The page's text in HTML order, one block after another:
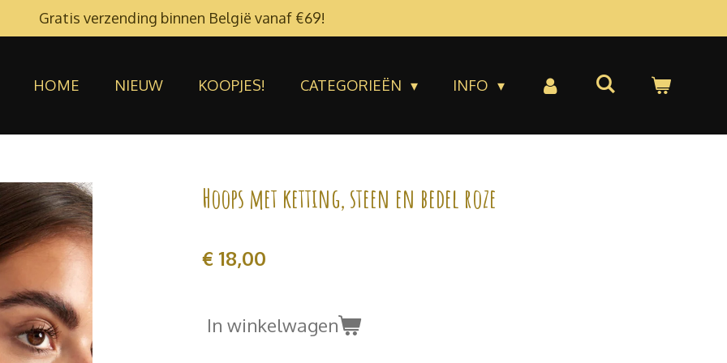
Gratis verzending binnen België vanaf €69!
HOME NIEUW KOOPJES! CATEGORIEËN INFO
Hoops met ketting, steen en bedel roze
€ 18,00
In winkelwagen